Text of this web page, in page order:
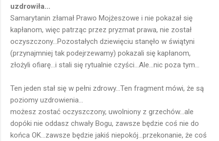
uzdrowiła...
Samarytanin złamał Prawo Mojżeszowe i nie pokazał się
kapłanom, więc patrząc przez pryzmat prawa, nie został
oczyszczony...Pozostałych dziewięciu stanęło w świątyni
(przynajmniej tak podejrzewamy) pokazali się kapłanom,
złożyli ofiarę...i stali się rytualnie czyści...Ale...nic poza tym...
Ten jeden stał się w pełni zdrowy...Ten fragment mówi, że są
poziomy uzdrowienia...
możesz zostać oczyszczony, uwolniony z grzechów...ale
dopóki nie oddasz chwały Bogu, zawsze będzie coś nie do
końca OK...zawsze będzie jakiś niepokój...przekonanie, że coś